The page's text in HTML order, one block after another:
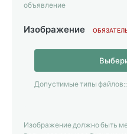
объявление
Изображение
Допустимые типы файлов::
Изображение должно быть